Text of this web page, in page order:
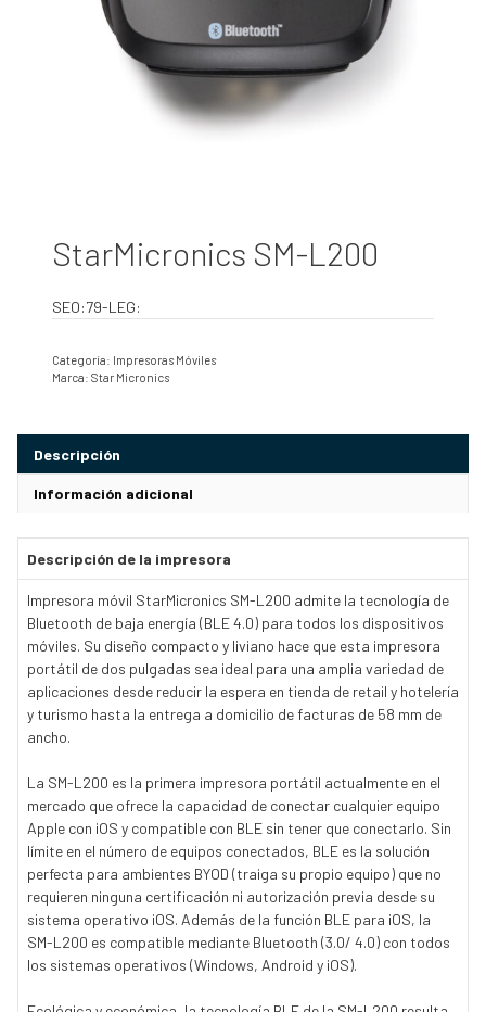
StarMicronics SM-L200
SEO:79-LEG:
Categoría: Impresoras Móviles
Marca: Star Micronics
Descripción
Información adicional
Descripción de la impresora
Impresora móvil StarMicronics SM-L200 admite la tecnología de
Bluetooth de baja energía (BLE 4.0) para todos los dispositivos
móviles. Su diseño compacto y liviano hace que esta impresora
portátil de dos pulgadas sea ideal para una amplia variedad de
aplicaciones desde reducir la espera en tienda de retail y hotelería
y turismo hasta la entrega a domicilio de facturas de 58 mm de
ancho.
La SM-L200 es la primera impresora portátil actualmente en el
mercado que ofrece la capacidad de conectar cualquier equipo
Apple con iOS y compatible con BLE sin tener que conectarlo. Sin
límite en el número de equipos conectados, BLE es la solución
perfecta para ambientes BYOD (traiga su propio equipo) que no
requieren ninguna certificación ni autorización previa desde su
sistema operativo iOS. Además de la función BLE para iOS, la
SM-L200 es compatible mediante Bluetooth (3.0/ 4.0) con todos
los sistemas operativos (Windows, Android y iOS).